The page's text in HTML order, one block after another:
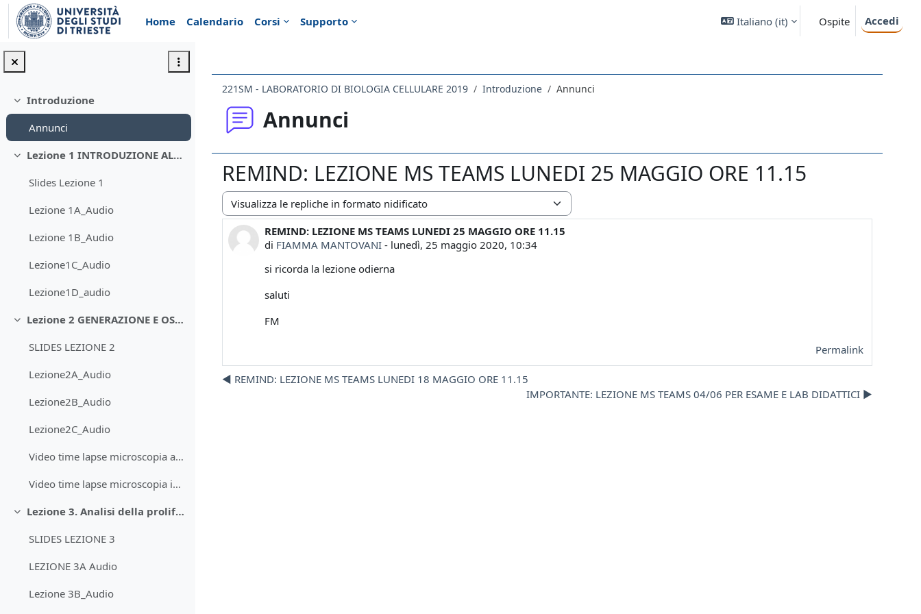
Vai al contenuto principale
Home
Calendario Corsi Supporto Italiano ‎(it)‎ Ospite Accedi
Minimizza
Introduzione
Annunci
Minimizza
Lezione 1 INTRODUZIONE ALLE COLTURE CELLULARI
Slides Lezione 1
Lezione 1A_Audio
Lezione 1B_Audio
Lezione1C_Audio
Lezione1D_audio
Minimizza
Lezione 2 GENERAZIONE E OSSERVAZIONE DI COLTURE CELLULARI
SLIDES LEZIONE 2
Lezione2A_Audio
Lezione2B_Audio
Lezione2C_Audio
Video time lapse microscopia a fluorescenza
Video time lapse microscopia intravitale (2 fotoni)
Minimizza
Lezione 3. Analisi della proliferazione di cellule in coltura
SLIDES LEZIONE 3
LEZIONE 3A Audio
Lezione 3B_Audio
221SM - LABORATORIO DI BIOLOGIA CELLULARE 2019 Introduzione Annunci
Annunci
REMIND: LEZIONE MS TEAMS LUNEDI 25 MAGGIO ORE 11.15
Modalità visualizzazione
REMIND: LEZIONE MS TEAMS LUNEDI 25 MAGGIO ORE 11.15
di FIAMMA MANTOVANI - lunedì, 25 maggio 2020, 10:34
Numero di risposte: 0
si ricorda la lezione odierna
saluti
FM
Permalink
◀︎ REMIND: LEZIONE MS TEAMS LUNEDI 18 MAGGIO ORE 11.15
IMPORTANTE: LEZIONE MS TEAMS 04/06 PER ESAME E LAB DIDATTICI ▶︎